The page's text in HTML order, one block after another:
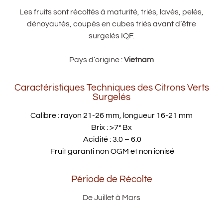
Les fruits sont récoltés à maturité, triés, lavés, pelés,
dénoyautés, coupés en cubes triésavant d’être
surgelés IQF.
Pays d’origine :Vietnam
Caractéristiques Techniques des Citrons Verts
Surgelés
Calibre : rayon 21-26 mm, longueur 16-21 mm
Brix : >7° Bx
Acidité : 3.0 – 6.0
Fruit garanti non OGM et non ionisé
Période de Récolte
De Juillet à Mars